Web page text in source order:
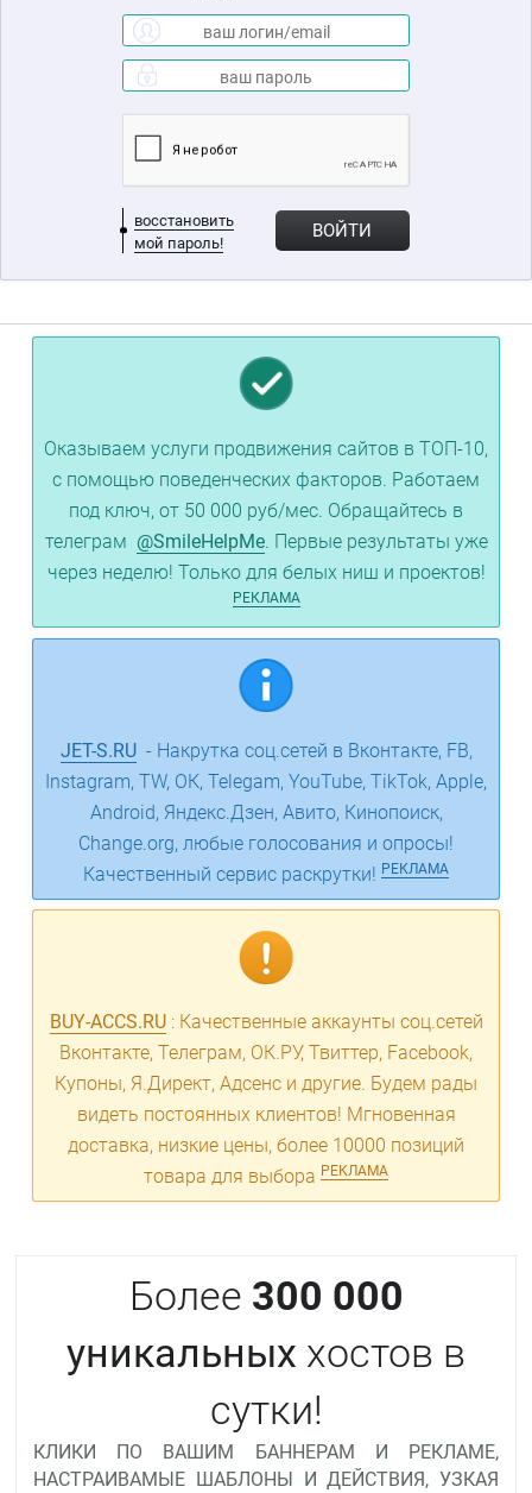
восстановить
мой пароль!
ВОЙТИ
Оказываем услуги продвижения сайтов в ТОП-10,
с помощью поведенческих факторов. Работаем
под ключ, от 50 000 руб/мес. Обращайтесь в
телеграм @SmileHelpMe. Первые результаты уже
через неделю! Только для белых ниш и проектов!
РЕКЛАМА
JET-S.RU- Накрутка соц.сетей в Вконтакте, FB,
Instagram, TW, ОК, Telegam, YouTube, TikTok, Apple,
Android, Яндекс.Дзен, Авито, Кинопоиск,
Change.org, любые голосования и опросы!
Качественный сервис раскрутки! РЕКЛАМА
BUY-ACCS.RU: Качественные аккаунты соц.сетей
Вконтакте, Телеграм, ОК.РУ, Твиттер, Facebook,
Купоны, Я.Директ, Адсенс и другие. Будем рады
видеть постоянных клиентов! Мгновенная
доставка, низкие цены, более 10000 позиций
товара для выбора РЕКЛАМА
Более 300 000
уникальных хостов в
сутки!
КЛИКИ ПО ВАШИМ БАННЕРАМ И РЕКЛАМЕ,
НАСТРАИВАМЫЕ ШАБЛОНЫ И ДЕЙСТВИЯ, УЗКАЯ